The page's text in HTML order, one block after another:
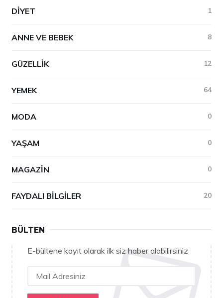
DIYET 1
ANNE VE BEBEK 8
GÜZELLIK 12
YEMEK 64
MODA 0
YAŞAM 0
MAGAZIN 0
FAYDALI BILGILER 20
BÜLTEN
E-bültene kayıt olarak ilk siz haber alabilirsiniz